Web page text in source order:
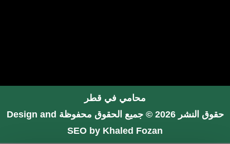
محامي في قطر
حقوق النشر 2026 © جميع الحقوق محفوظة
Design and
SEO by Khaled Fozan